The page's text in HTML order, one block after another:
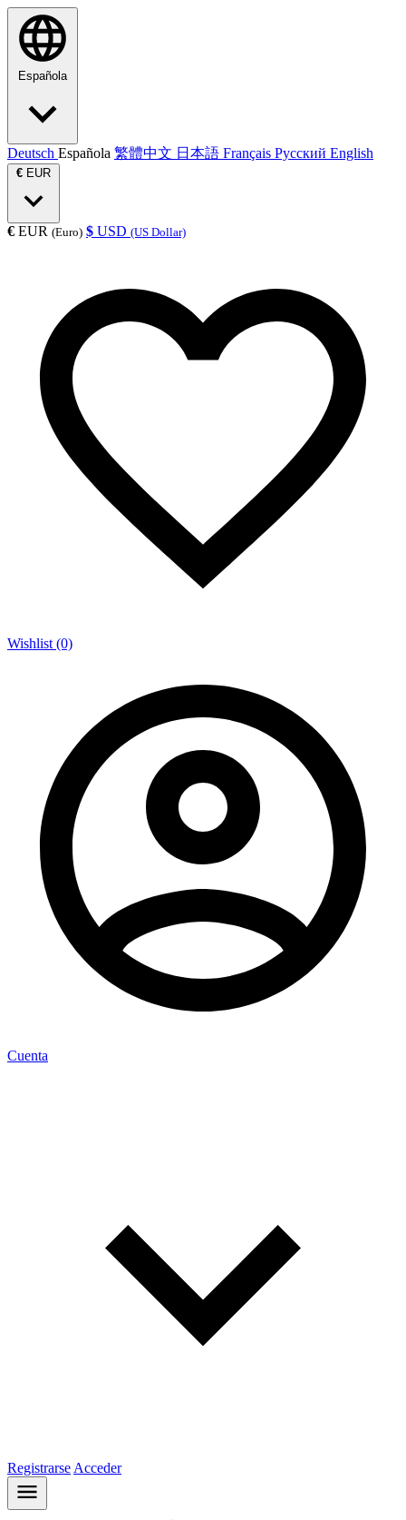
Española
Deutsch Española 繁體中文 日本語 Français Русский English
€ EUR
€ EUR (Euro) $ USD (US Dollar)
Wishlist (0)
Cuenta
Registrarse Acceder